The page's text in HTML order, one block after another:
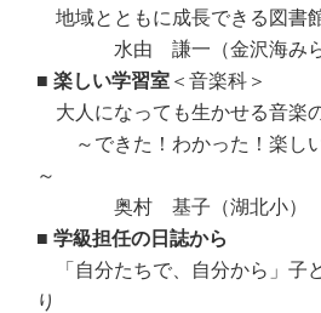
地域とともに成長できる図書
水由 謙一（金沢海み
■ 楽しい学習室 ＜音楽科＞
大人になっても生かせる音楽
～できた！わかった！楽し
～
奥村 基子（湖北小）
■ 学級担任の日誌から
「自分たちで、自分から」子
り